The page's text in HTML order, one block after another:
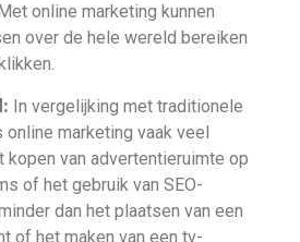
online marketing kunnen
over de hele wereld bereiken
In vergelijking met traditionele
marketing vaak veel
van advertentieruimte op
of het gebruik van SEO-
dan het plaatsen van een
of het maken van een tv-